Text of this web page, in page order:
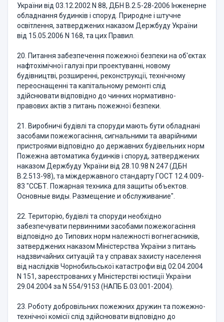
України від 03.12.2002 N 88, ДБН В.2.5-28-2006 Інженерне
обладнання будинків і споруд. Природне і штучне
освітлення, затверджених наказом Держбуду України
від 15.05.2006 N 168, та цих Правил.
20. Питання забезпечення пожежної безпеки на об'єктах
нафтохімічної галузі при проектуванні, новому
будівництві, розширенні, реконструкції, технічному
переоснащенні та капітальному ремонті слід
здійснювати відповідно до чинних нормативно-
правових актів з питань пожежної безпеки.
21. Виробничі будівлі та споруди мають бути обладнані
засобами пожежогасіння, сигнальними та аварійними
пристроями відповідно до державних будівельних норм
Пожежна автоматика будинків і споруд, затверджених
наказом Держбуду України від 28.10.98 N 247 (ДБН
В.2.513-98), та міждержавного стандарту ГОСТ 12.4.009-
83 "ССБТ. Пожарная техника для защиты объектов.
Основные виды. Размещение и обслуживание".
22. Територію, будівлі та споруди необхідно
забезпечувати первинними засобами пожежогасіння
відповідно до Типових норм належності вогнегасників,
затверджених наказом Міністерства України з питань
надзвичайних ситуацій та у справах захисту населення
від наслідків Чорнобильської катастрофи від 02.04.2004
N 151, зареєстрованих у Міністерстві юстиції України
29.04.2004 за N 554/9153 (НАПБ Б.03.001-2004).
23. Роботу добровільних пожежних дружин та пожежно-
технічної комісії слід здійснювати відповідно до